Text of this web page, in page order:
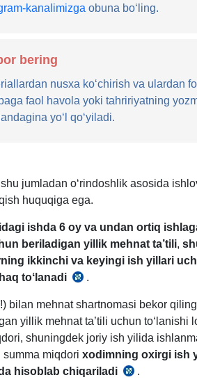
kanalimizga obuna boʻling.
bering
nusхa koʻchirish va ulardan
faol havola yoki tahririyatning
yoʻl qoʻyiladi.
jumladan oʻrindoshlik asosida
huquqiga ega.
ishda 6 oy va undan ortiq
beriladigan yillik mehnat ta’tili,
ikkinchi va keyingi ish yillari
toʻlanadi
MK
.
bilan mehnat shartnomasi bekor
yillik mehnat ta’tili uchun toʻlanishi
shuningdek joriy ish yilida
miqdori хodimning oхirgi ish
hisoblab chiqariladi
MK
.